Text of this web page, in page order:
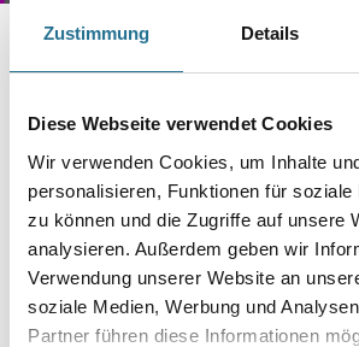
Zustimmung Details
Diese Webseite verwendet Cookies
Wir verwenden Cookies, um Inhalte
personalisieren, Funktionen für soziale
zu können und die Zugriffe auf unsere
analysieren. Außerdem geben wir
Verwendung unserer Website an
soziale Medien, Werbung und
Partner führen diese Informationen
IST
Keine Sorge, wir pinseln schon an
werden das Problem so schnell wie
Erkunden Sie in der Zwischenzeit
und lassen Sie sich
ZURÜCK ZUM ONLINE-